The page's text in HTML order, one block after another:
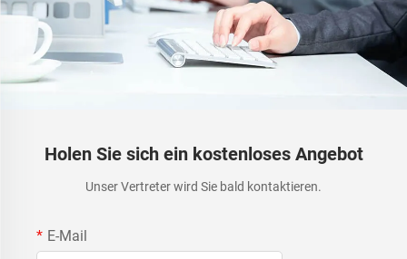
Holen Sie sich ein kostenloses Angebot
Unser Vertreter wird Sie bald kontaktieren.
E-Mail